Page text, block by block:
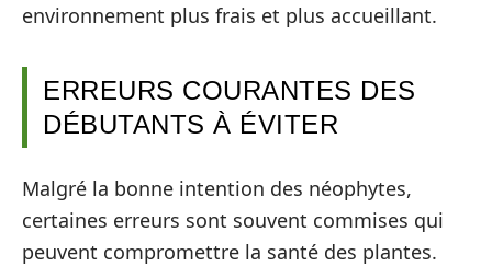
environnement plus frais et plus accueillant.
ERREURS COURANTES DES
DÉBUTANTS À ÉVITER
Malgré la bonne intention des néophytes,
certaines erreurs sont souvent commises qui
peuvent compromettre la santé des plantes.